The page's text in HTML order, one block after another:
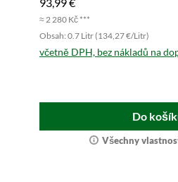
≈ 2 280 Kč ***
Obsah: 0.7 Litr (134,27 €/Litr)
včetně DPH, bez nákladů na
Do
Všechny